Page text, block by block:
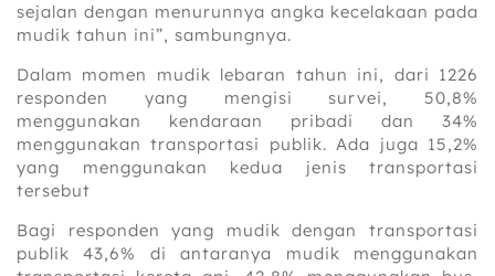
sejalan dengan menurunnya angka kecelakaan pada
mudik tahun ini”, sambungnya.
Dalam momen mudik lebaran tahun ini, dari 1226
responden yang mengisi survei, 50,8%
menggunakan kendaraan pribadi dan 34%
menggunakan transportasi publik. Ada juga 15,2%
yang menggunakan kedua jenis transportasi
tersebut
Bagi responden yang mudik dengan transportasi
publik 43,6% di antaranya mudik menggunakan